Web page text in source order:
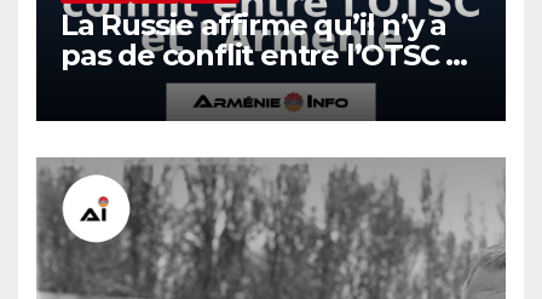
La Russie affirme qu’il n’y a
pas de conflit entre l’OTSC et
l’Arménie